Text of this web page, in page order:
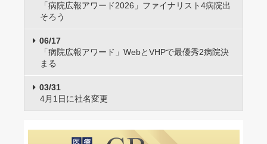
「病院広報アワード2026」ファイナリスト4病院出
そろう
06/17
「病院広報アワード」WebとVHPで最優秀2病院決
まる
03/31
4月1日に社名変更